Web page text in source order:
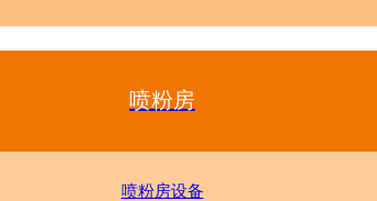
喷粉房
喷粉房设备